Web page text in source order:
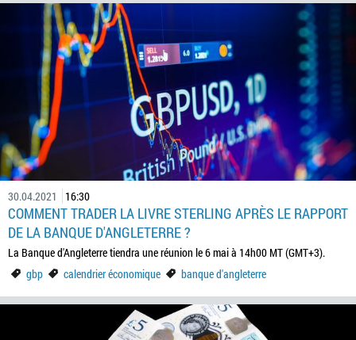
30.04.2021 16:30
COMMENT TRADER LA LIVRE STERLING APRÈS LE RAPPORT
DE LA BANQUE D'ANGLETERRE ?
La Banque d'Angleterre tiendra une réunion le 6 mai à 14h00 MT (GMT+3).
gbp
calendrier économique banque d'angleterre